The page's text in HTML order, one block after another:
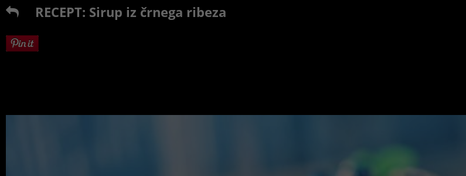
RECEPT: Sirup iz črnega ribeza